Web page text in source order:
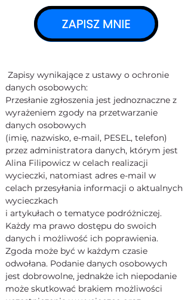
Zapisy wynikające z ustawy o ochronie
danych osobowych:
Przesłanie zgłoszenia jest jednoznaczne z
wyrażeniem zgody na przetwarzanie
danych osobowych
(imię, nazwisko, e-mail, PESEL, telefon)
przez administratora danych, którym jest
Alina Filipowicz w celach realizacji
wycieczki, natomiast adres e-mail w
celach przesyłania informacji o aktualnych
wycieczkach
i artykułach o tematyce podróżniczej.
Każdy ma prawo dostępu do swoich
danych i możliwość ich poprawienia.
Zgoda może być w każdym czasie
odwołana. Podanie danych osobowych
jest dobrowolne, jednakże ich niepodanie
może skutkować brakiem możliwości